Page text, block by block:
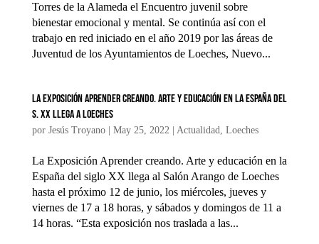
Torres de la Alameda el Encuentro juvenil sobre
bienestar emocional y mental. Se continúa así con el
trabajo en red iniciado en el año 2019 por las áreas de
Juventud de los Ayuntamientos de Loeches, Nuevo...
La Exposición Aprender creando. Arte y Educación en la España del
S. XX llega a Loeches
por Jesús Troyano| May 25, 2022| Actualidad, Loeches
La Exposición Aprender creando. Arte y educación en la
España del siglo XX llega al Salón Arango de Loeches
hasta el próximo 12 de junio, los miércoles, jueves y
viernes de 17 a 18 horas, y sábados y domingos de 11 a
14 horas. “Esta exposición nos traslada a las...